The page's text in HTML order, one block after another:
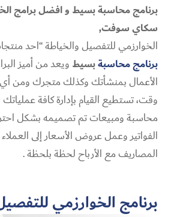
برنامج محاسبة بسيط و افضل برامج
سكاي سوفت,
الخوارزمي للتفصيل والخياطة “احد
برنامج محاسبةبسيط ويعد من أميز
الأعمال بمنشأتك وكذلك متجرك ومن أي
وقت، تستطيع القيام بإدارة كافة
محاسبة ومبيعات تم تصميمه بشكل
الفواتير وعمل عروض الأسعار إلى
المصاريف مع الأرباح لحظة بلحظة .
برنامج الخوارزمي